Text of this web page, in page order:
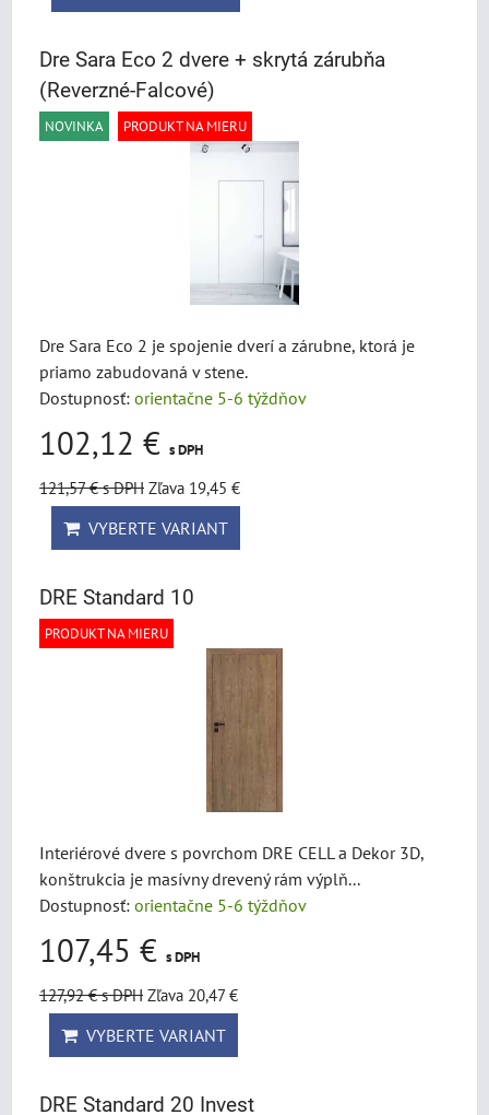
Dre Sara Eco 2 dvere + skrytá zárubňa
(Reverzné-Falcové)
NOVINKA PRODUKT NA MIERU
Dre Sara Eco 2 je spojenie dverí a zárubne, ktorá je
priamo zabudovaná v stene.
Dostupnosť: orientačne 5-6 týždňov
102,12 € s DPH
121,57 €s DPH Zľava 19,45 €
VYBERTE VARIANT
DRE Standard 10
PRODUKT NA MIERU
Interiérové dvere s povrchom DRE CELL a Dekor 3D,
konštrukcia je masívny drevený rám výplň...
Dostupnosť: orientačne 5-6 týždňov
107,45 € s DPH
127,92 €s DPH Zľava 20,47 €
VYBERTE VARIANT
DRE Standard 20 Invest